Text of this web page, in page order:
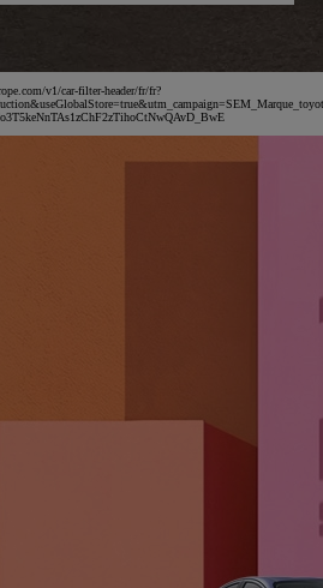
v1/car-filter-header/fr/fr?